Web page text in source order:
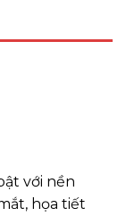
với nền
họa tiết